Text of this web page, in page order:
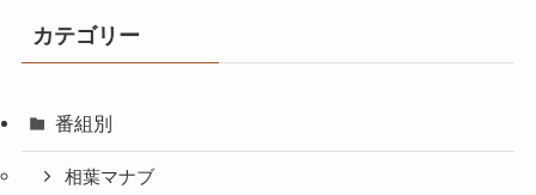
カテゴリー
番組別
相葉マナブ